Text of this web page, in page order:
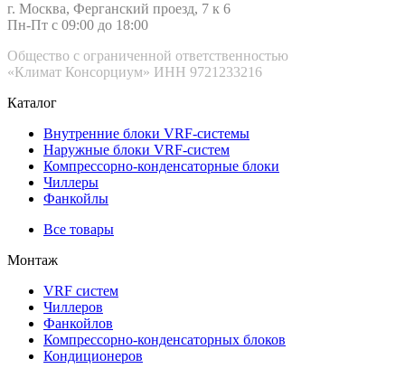
г. Москва, Ферганский проезд, 7 к 6
Пн-Пт с 09:00 до 18:00
Общество с ограниченной ответственностью
«Климат Консорциум» ИНН 9721233216
Каталог
Внутренние блоки VRF-cистемы
Наружные блоки VRF-cистем
Компрессорно-конденсаторные блоки
Чиллеры
Фанкойлы
Все товары
Монтаж
VRF систем
Чиллеров
Фанкойлов
Компрессорно-конденсаторных блоков
Кондиционеров